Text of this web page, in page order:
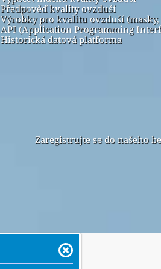
Předpověď kvality ovzduší
Výrobky pro kvalitu ovzduší
API (Application Programming
Historická datová platforma
Zaregistrujte se do našeho